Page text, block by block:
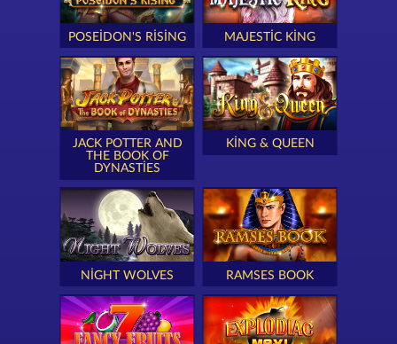
POSEIDON'S RISING MAJESTIC KING
JACK POTTER AND
THE BOOK OF
DYNASTIES
KING & QUEEN
NIGHT WOLVES RAMSES BOOK